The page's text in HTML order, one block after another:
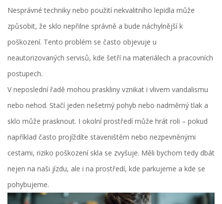
Nesprávné techniky nebo použití nekvalitního lepidla může
způsobit, že sklo nepřilne správně a bude náchylnější k
poškození. Tento problém se často objevuje u
neautorizovaných servisů, kde šetří na materiálech a pracovních
postupech.
V neposlední řadě mohou praskliny vznikat i vlivem vandalismu
nebo nehod. Stačí jeden nešetrný pohyb nebo nadměrný tlak a
sklo může prasknout. I okolní prostředí může hrát roli – pokud
například často projíždíte staveništěm nebo nezpevněnými
cestami, riziko poškození skla se zvyšuje. Měli bychom tedy dbát
nejen na naši jízdu, ale i na prostředí, kde parkujeme a kde se
pohybujeme.